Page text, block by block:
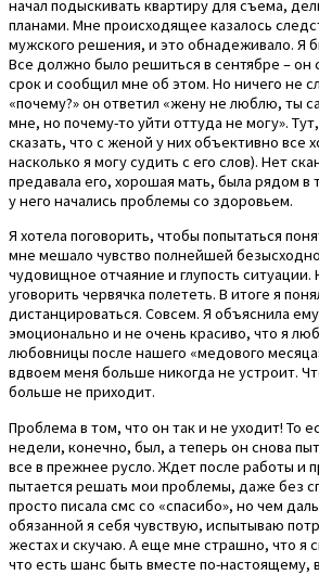
начал подыскивать квартиру для съема,
планами. Мне происходящее казалось
мужского решения, и это обнадеживало. Я
Все должно было решиться в сентябре – он
срок и сообщил мне об этом. Но ничего не
«почему?» он ответил «жену не люблю, ты
мне, но почему-то уйти оттуда не могу».
сказать, что с женой у них объективно все
насколько я могу судить с его слов). Нет
предавала его, хорошая мать, была рядом
у него начались проблемы со здоровьем.
Я хотела поговорить, чтобы попытаться
мне мешало чувство полнейшей
чудовищное отчаяние и глупость ситуации.
уговорить червячка полететь. В итоге я
дистанцироваться. Совсем. Я объяснила
эмоционально и не очень красиво, что я
любовницы после нашего «медового
вдвоем меня больше никогда не устроит.
больше не приходит.
Проблема в том, что он так и не уходит! То
недели, конечно, был, а теперь он снова
все в прежнее русло. Ждет после работы и
пытается решать мои проблемы, даже без
просто писала смс со «спасибо», но чем
обязанной я себя чувствую, испытываю
жестах и скучаю. А еще мне страшно, что я
что есть шанс быть вместе по-настоящему,